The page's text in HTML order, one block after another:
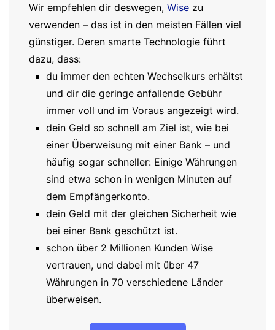
Wir empfehlen dir deswegen, Wise zu
verwenden – das ist in den meisten Fällen viel
günstiger. Deren smarte Technologie führt
dazu, dass:
du immer den echten Wechselkurs erhältst
und dir die geringe anfallende Gebühr
immer voll und im Voraus angezeigt wird.
dein Geld so schnell am Ziel ist, wie bei
einer Überweisung mit einer Bank – und
häufig sogar schneller: Einige Währungen
sind etwa schon in wenigen Minuten auf
dem Empfängerkonto.
dein Geld mit der gleichen Sicherheit wie
bei einer Bank geschützt ist.
schon über 2 Millionen Kunden Wise
vertrauen, und dabei mit über 47
Währungen in 70 verschiedene Länder
überweisen.